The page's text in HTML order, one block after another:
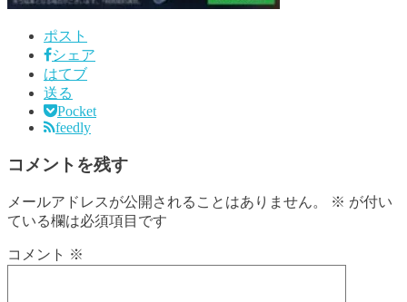
ポスト
シェア
はてブ
送る
Pocket
feedly
コメントを残す
メールアドレスが公開されることはありません。 ※ が付い
ている欄は必須項目です
コメント ※